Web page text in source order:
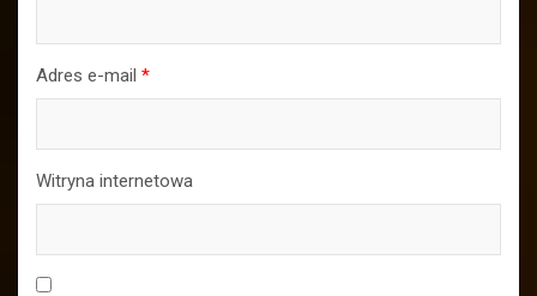
Adres e-mail *
Witryna internetowa